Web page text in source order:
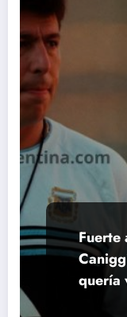
Fuerte
quería
del